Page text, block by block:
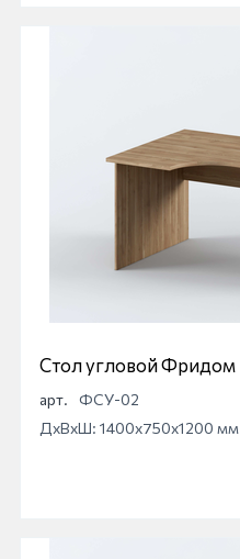
Стол угловой Фридом
арт.
ФСУ-02
ДхВхШ: 1400x750x1200 мм